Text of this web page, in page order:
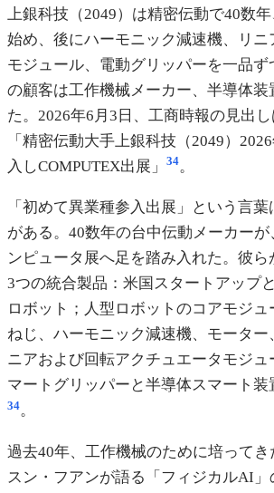
上銀科技（2049）は精密伝動で40数
始め、後にハーモニック減速機、リニ
モジュール、電動グリッパーを一品
の顧客は工作機械メーカー、半導体装
た。2026年6月3日、工商時報の見出し
「精密伝動大手上銀科技（2049）
入しCOMPUTEX出展」
34。
「初めて異業種参入出展」という言
がある。40数年の台中伝動メーカーが
ンピュータ展へ足を踏み入れた。彼
3つの統合製品：米国スタートアップ
ロボット；人型ロボットのコアモジ
ねじ、ハーモニック減速機、モーター
ニアおよび回転アクチュエータモジュ
マートグリッパーと半導体スマート装
34。
過去40年、工作機械のために培って
スン・フアンが語る「フィジカルAI